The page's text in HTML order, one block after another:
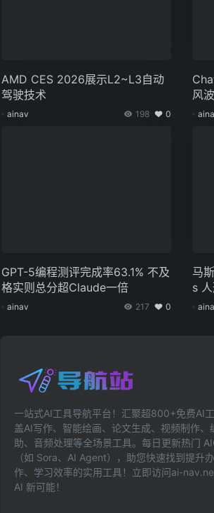
AMD CES 2026展示L2~L3自动
驾驶技术
ainav 198 0
风
模
GPT-5编程测评完成率63.1% 不及
格实则总分超Claude一倍
ainav 217 0
马
s
一站式AI工具导航平台！汇聚超800+免费AI
盖AI写作、智能绘画、论文生成、视频制作、
助、音频处理等全场景工具。每日更新热门
（如 Sora、AI Agent），助您快速找到提升
作、学习效率的实用工具！立即访问ai-
AI 新可能！